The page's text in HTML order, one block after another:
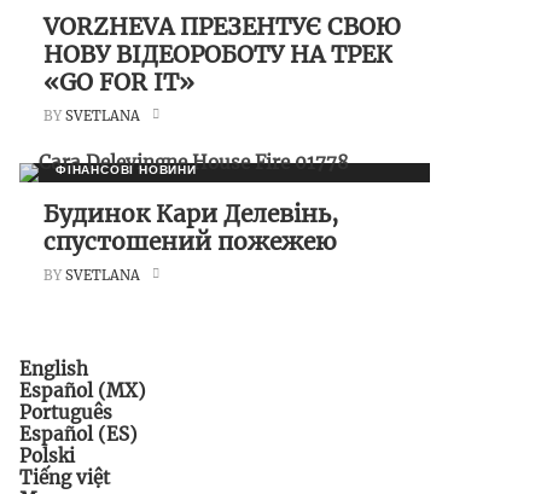
VORZHEVA ПРЕЗЕНТУЄ СВОЮ
НОВУ ВІДЕОРОБОТУ НА ТРЕК
«GO FOR IT»
BYSVETLANA
ФІНАНСОВІ НОВИНИ
Будинок Кари Делевінь,
спустошений пожежею
BYSVETLANA
English
Español (MX)
Português
Español (ES)
Polski
Tiếng việt